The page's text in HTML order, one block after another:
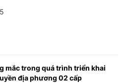
mắc trong quá trình triển khai
địa phương 02 cấp